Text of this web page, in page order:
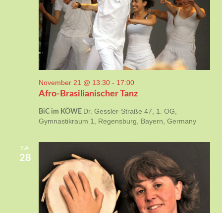
Afro-Brasilianischer Tanz
November 21 @ 13:30 - 17:00
BiC im KÖWE Dr. Gessler-Straße 47, 1. OG,
Gymnastikraum 1, Regensburg, Bayern, Germany
SA.
28